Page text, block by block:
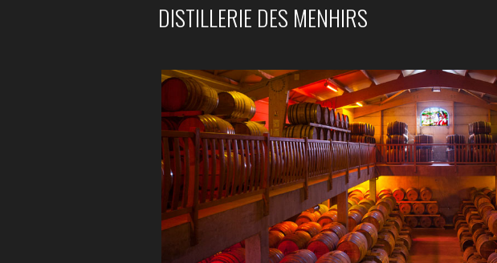
DISTILLERIE DES MENHIRS